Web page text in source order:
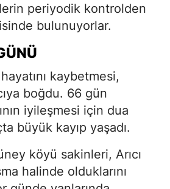
periyodik kontrolden
bulunuyorlar.
kaybetmesi,
boğdu. 66 gün
iyileşmesi için dua
büyük kayıp yaşadı.
köyü sakinleri, Arıcı
halinde olduklarını